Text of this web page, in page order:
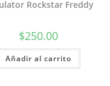
Rockstar Freddy
$250.00
Añadir al carrito